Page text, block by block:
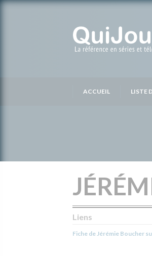
ACCUEIL LISTE
Liens
Fiche de Jérémie Boucher